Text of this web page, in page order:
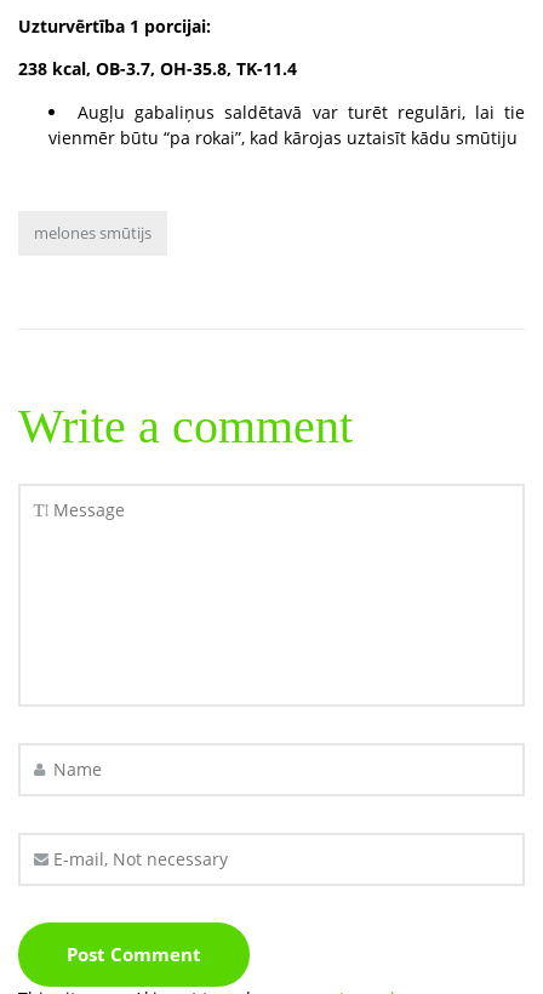
Uzturvērtība 1 porcijai:
238 kcal, OB-3.7, OH-35.8, TK-11.4
Augļu gabaliņus saldētavā var turēt regulāri, lai tie
vienmēr būtu “pa rokai”, kad kārojas uztaisīt kādu smūtiju
melones smūtijs
Write a comment